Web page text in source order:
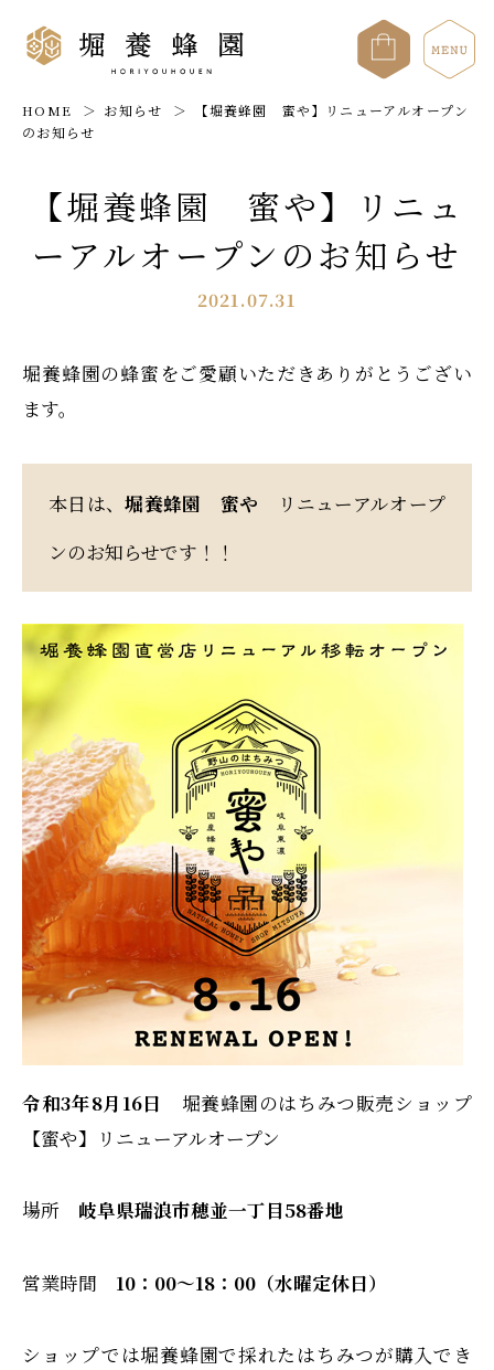
HOME お知らせ
【堀養蜂園 蜜や】リニューアルオープン
のお知らせ
【堀養蜂園 蜜や】リニュ
ーアルオープンのお知らせ
2021.07.31
堀養蜂園の蜂蜜をご愛顧いただきありがとうござい
ます。
本日は、堀養蜂園 蜜や リニューアルオープ
ンのお知らせです！！
令和3年8月16日
堀養蜂園のはちみつ販売ショップ
【蜜や】リニューアルオープン
場所 岐阜県瑞浪市穂並一丁目58番地
営業時間 10：00～18：00（水曜定休日）
ショップでは堀養蜂園で採れたはちみつが購入でき